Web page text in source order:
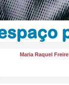
Maria Raquel Freire